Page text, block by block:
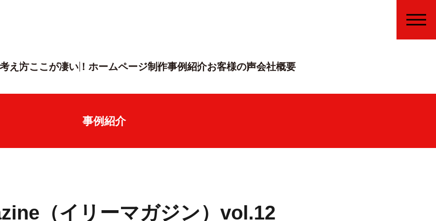
え方ここが凄い！ ホームページ制作事例紹介お客様の声会社概要
事例紹介
（イリーマガジン）vol.12
MENU